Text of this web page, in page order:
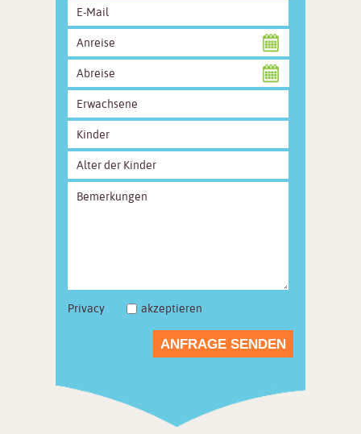
Privacy akzeptieren
ANFRAGE SENDEN